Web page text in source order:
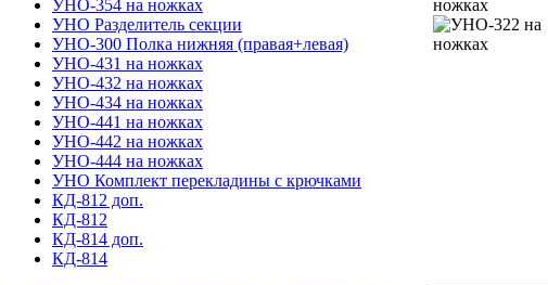
УНО-354 на ножках
УНО Разделитель секции
УНО-300 Полка нижняя (правая+левая)
УНО-431 на ножках
УНО-432 на ножках
УНО-434 на ножках
УНО-441 на ножках
УНО-442 на ножках
УНО-444 на ножках
УНО Комплект перекладины с крючками
КД-812 доп.
КД-812
КД-814 доп.
КД-814